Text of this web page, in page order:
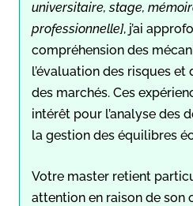
universitaire, stage,
professionnelle], j’ai
compréhension des
l’évaluation des risques
des marchés. Ces
intérêt pour l’analyse des
la gestion des équilibres
Votre master retient
attention en raison de son